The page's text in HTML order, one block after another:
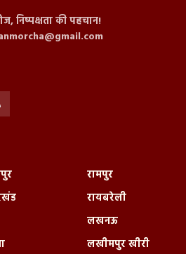
निष्पक्षता की पहचान!
रामपुर
रायबरेली
लखनऊ
लखीमपुर खीरी